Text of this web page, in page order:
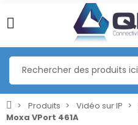
Produits Vidéo sur IP
Moxa VPort 461A